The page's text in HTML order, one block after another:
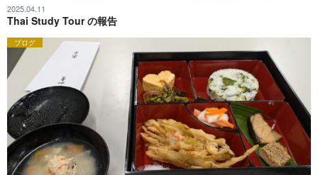
2025.04.11
Thai Study Tour の報告
ブログ